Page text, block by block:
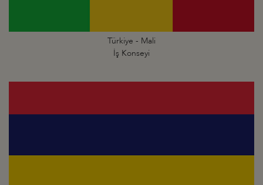
Türkiye - Mali
İş Konseyi